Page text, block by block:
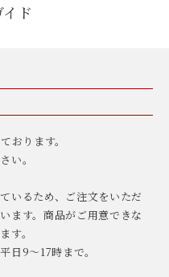
ド
おります。
い。
いるため、ご注文をいただ
ます。商品がご用意できな
す。
日9〜17時まで。